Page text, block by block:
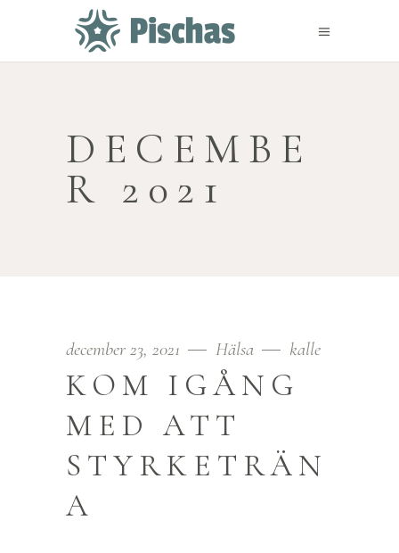
DECEMBE
R 2021
december 23, 2021 Hälsa kalle
KOM IGÅNG
MED ATT
STYRKETRÄN
A